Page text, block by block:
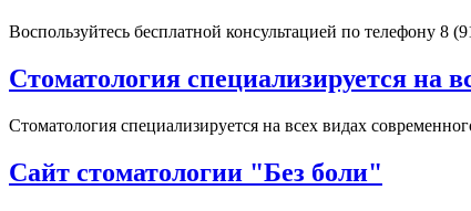
Воспользуйтесь бесплатной консультацией по телефону 8
Стоматология специализируется на
Стоматология специализируется на всех видах
Сайт стоматологии "Без боли"